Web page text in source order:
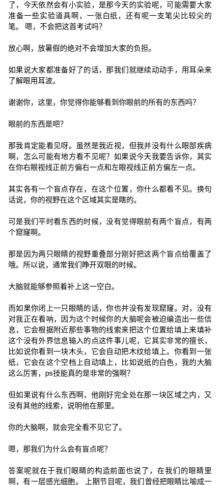
了，今天依然会有小实验，是那今天的实验呢，可能需要大家
准备一些实验道具啊，一张白纸，还有呢一支笔尖比较尖的
笔。 嗯，不会把这首考试吗？
放心啊，放暑假的绝对不会增加大家的负担。
如果说大家都准备好了的话，那我们就继续动动手，用耳朵来
了解眼用耳波。
谢谢你，这里，你觉得你能够看到你眼前的所有的东西吗？
眼前的东西是吧？
那我肯定能看见呀。虽然是我近视，但我并没有什么眼部疾病
啊，怎么可能有地方看不见呢？如果说今天我要告诉你，其实
在你右眼视线正前方偏右一点和左眼视线正前方偏左一点。
其实各有一个盲点存在，在这个位置，你什么都看不见。换句
话说，你的视野在这个区域其实是瞎的。
可是我们平时看东西的时候，没有觉得眼前有两个盲点，有两
个窟窿啊。
那是因为两只眼睛的视野重叠部分刚好把这两个盲点给覆盖了
哦。所以说，通常我们睁开双眼的时候。
大脑就能够参照着补上这一空白。
而如果你闭上一只眼睛的话，你也并没有发现窟窿。对，没有
对我正在看呐，因为这个时候你的大脑呢会被迫编造出一些信
息，它会根据附近那些事物的线索来把这个位置给填上来填补
这个没有外界信息输入的点这件事儿呢，它其实非常的擅长，
比如说你看到一块木头，它会自动把木纹给填上。你看到一张
纸，它会在这个空档上自动填上，比如说纸的白色，我的大脑
这么厉害，ps技能真的是非常的强啊？
但如果说有什么东西啊，他刚好完全处在那一块区域之内，又
没有其他的线索，说明他在那里。
你的大脑啊，就会完全看不见它了。
嗯，那我们为什么会有盲点呢？
答案呢就在于我们眼睛的构造前面也说了，在我们的眼睛里
啊，有一层感光细胞。 上期节目呢，我们曾经把眼睛比喻成一